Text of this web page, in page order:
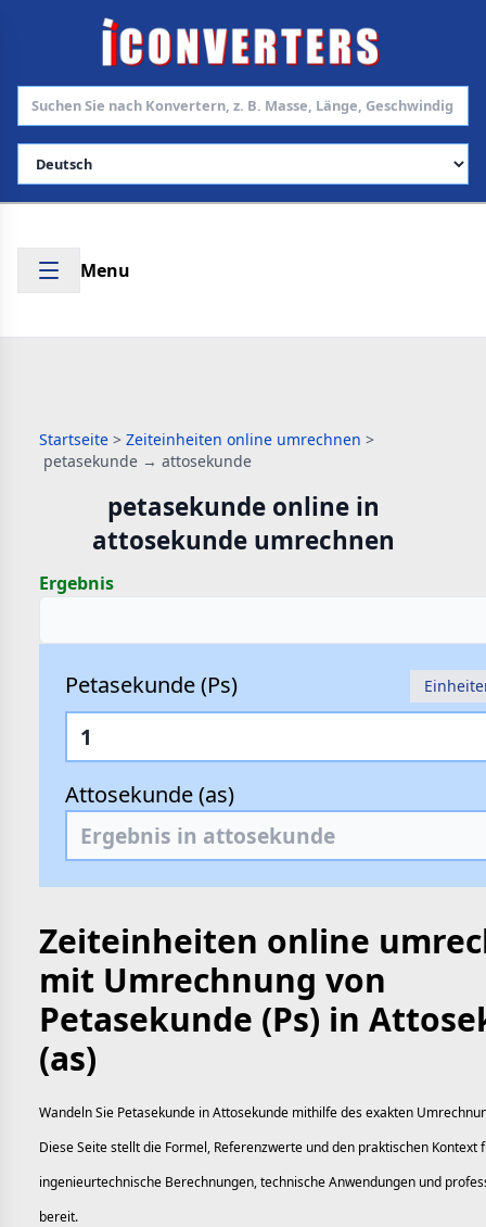
Sprache auswählen
Menu
Startseite > Zeiteinheiten online umrechnen >
petasekunde → attosekunde
petasekunde online in
attosekunde umrechnen
Ergebnis
Petasekunde (Ps)
Attosekunde (as)
Zeiteinheiten online
mit Umrechnung von
Petasekunde (Ps) in
(as)
Wandeln Sie Petasekunde in Attosekunde mithilfe des exakten
Diese Seite stellt die Formel, Referenzwerte und den praktischen Kontext
ingenieurtechnische Berechnungen, technische Anwendungen und
bereit.